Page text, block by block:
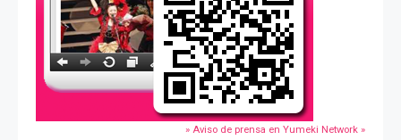
» Aviso de prensa en Yumeki Network »